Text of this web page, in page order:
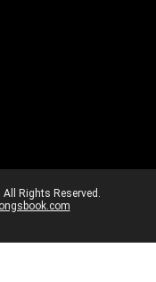
Rights Reserved.